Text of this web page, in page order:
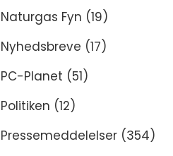
Naturgas Fyn (19)
Nyhedsbreve (17)
PC-Planet (51)
Politiken (12)
Pressemeddelelser (354)